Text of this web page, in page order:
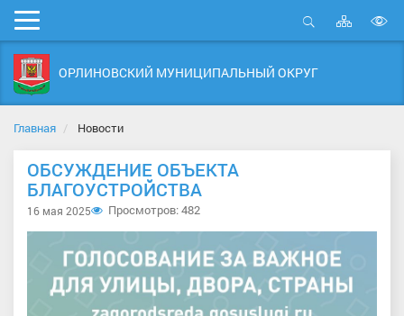
Мобильное
меню
Открыть
Карта
сайта
ОРЛИНОВСКИЙ МУНИЦИПАЛЬНЫЙ ОКРУГ
Главная Новости
ОБСУЖДЕНИЕ ОБЪЕКТА
БЛАГОУСТРОЙСТВА
16 мая 2025 Просмотров: 482